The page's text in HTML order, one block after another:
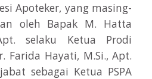
Apoteker, yang masing-
oleh Bapak M. Hatta
selaku Ketua Prodi
Farida Hayati, M.Si., Apt.
sebagai Ketua PSPA